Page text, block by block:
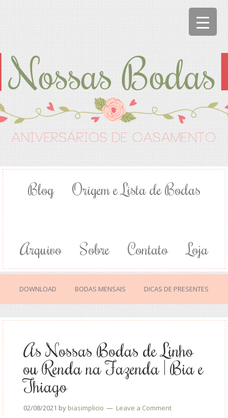
Blog Origem e Lista de Bodas
Arquivo Sobre Contato Loja
DOWNLOAD BODAS MENSAIS DICAS DE PRESENTES
As Nossas Bodas de Linho
ou Renda na Fazenda | Bia e
Thiago
02/08/2021 by biasimplicio Leave a Comment